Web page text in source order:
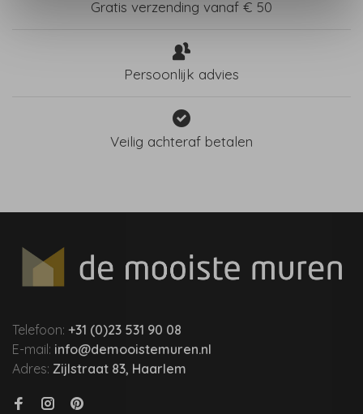
Gratis verzending vanaf € 50
Persoonlijk advies
Veilig achteraf betalen
Telefoon: +31 (0)23 531 90 08
E-mail: info@demooistemuren.nl
Adres: Zijlstraat 83, Haarlem